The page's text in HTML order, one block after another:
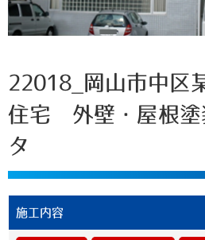
22018_岡山市中区
住宅 外壁・屋根
タ
施工内容